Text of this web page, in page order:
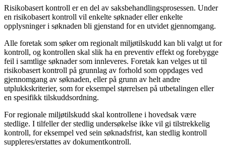
Risikobasert kontroll er en del av saksbehandlingsprosessen. Under
en risikobasert kontroll vil enkelte søknader eller enkelte
opplysninger i søknaden bli gjenstand for en utvidet gjennomgang.
Alle foretak som søker om regionalt miljøtilskudd kan bli valgt ut for
kontroll, og kontrollen skal slik ha en preventiv effekt og forebygge
feil i samtlige søknader som innleveres. Foretak kan velges ut til
risikobasert kontroll på grunnlag av forhold som oppdages ved
gjennomgang av søknaden, eller på grunn av helt andre
utplukkskriterier, som for eksempel størrelsen på utbetalingen eller
en spesifikk tilskuddsordning.
For regionale miljøtilskudd skal kontrollene i hovedsak være
stedlige. I tilfeller der stedlig undersøkelse ikke vil gi tilstrekkelig
kontroll, for eksempel ved sein søknadsfrist, kan stedlig kontroll
suppleres/erstattes av dokumentkontroll.